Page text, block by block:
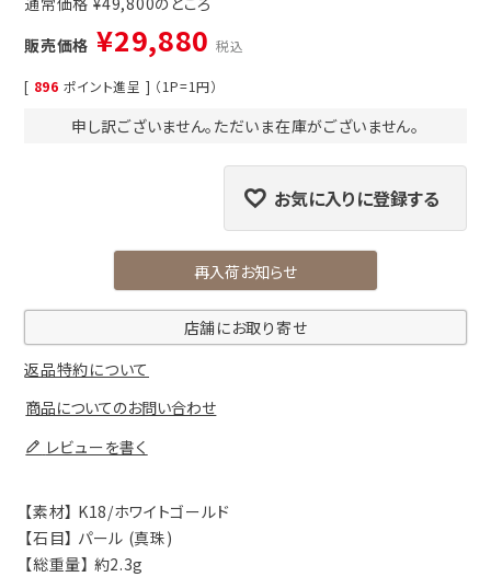
販売価格 ¥29,880 税込
[ 896 ポイント進呈 ] （1P=1円）
申し訳ございません。ただいま在庫がございません。
お気に入りに登録する
再入荷お知らせ
店舗にお取り寄せ
返品特約について
商品についてのお問い合わせ
レビューを書く
【素材】 K18/ホワイトゴールド
【石目】 パール (真珠)
【総重量】 約2.3g